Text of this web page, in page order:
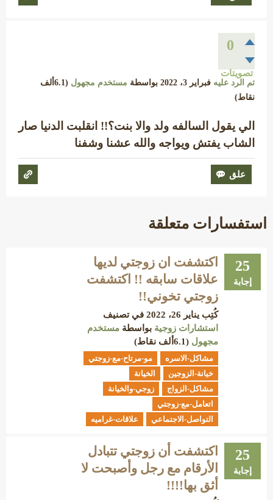
0
تصويتات
تم الرد عليه فبراير 3، 2022 بواسطة مستخدم مجهول (6.1ألف
نقاط)
الي يقول السالفه ولد والا بنت؟!! انقلبت الدنيا صار
الشاب يفتش ويواجه والله عشنا وشفنا
استفسارات متعلقة
25
إجابة
اكتشفت ان زوجتي لديها
علاقات سابقه !! اكتشفت
زوجتي تخوني!!
كُتِب يناير 26، 2022
في تصنيف
استشارات زوجية بواسطة مستخدم
مجهول (6.1ألف نقاط)
مشاكل-الاسره
مو-مرتاح-مع-زوجتي
خيانة-الزوجين
الخيانة
مشاكل-الزواج
زوجي-والخيانة
اتعامل-مع-زوجتي
التواصل-الاجتماعي
علاقات-غراميه
25
إجابة
اكتشفت أن زوجتي تتبادل
الأرقام مع رجل وأصبحت لا
أثق بها!!!!